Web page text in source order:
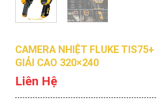
CAMERA NHIỆT FLUKE
GIẢI CAO 320×240
Liên Hệ